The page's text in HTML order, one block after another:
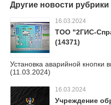
Другие новости рубрики
16.03.2024
ТОО "2ГИС-
(14371)
Установка аварийной кнопки
(11.03.2024)
16.03.2024
Учреждение